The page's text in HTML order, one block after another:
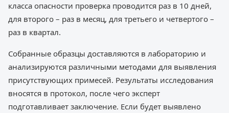
класса опасности проверка проводится раз в 10 дней,
для второго – раз в месяц, для третьего и четвертого –
раз в квартал.
Собранные образцы доставляются в лабораторию и
анализируются различными методами для выявления
присутствующих примесей. Результаты исследования
вносятся в протокол, после чего эксперт
подготавливает заключение. Если будет выявлено